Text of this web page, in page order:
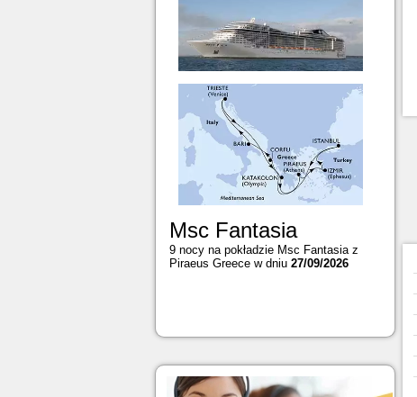
Msc Fantasia
9 nocy na pokładzie Msc Fantasia z
Piraeus Greece w dniu 27/09/2026